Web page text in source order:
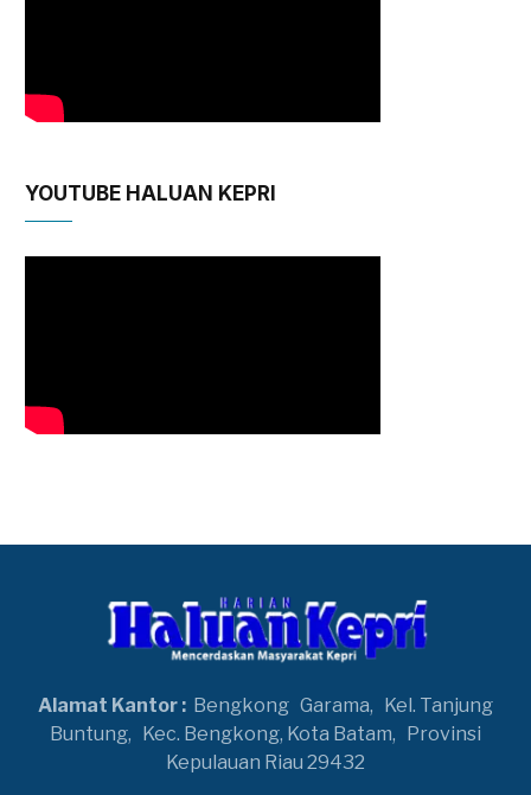
YOUTUBE HALUAN KEPRI
Alamat Kantor : Bengkong Garama, Kel. Tanjung
Buntung, Kec. Bengkong, Kota Batam, Provinsi
Kepulauan Riau 29432